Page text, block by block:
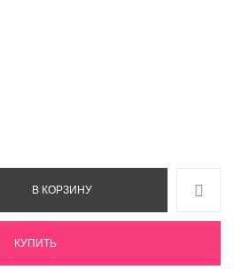
В КОРЗИНУ
КУПИТЬ